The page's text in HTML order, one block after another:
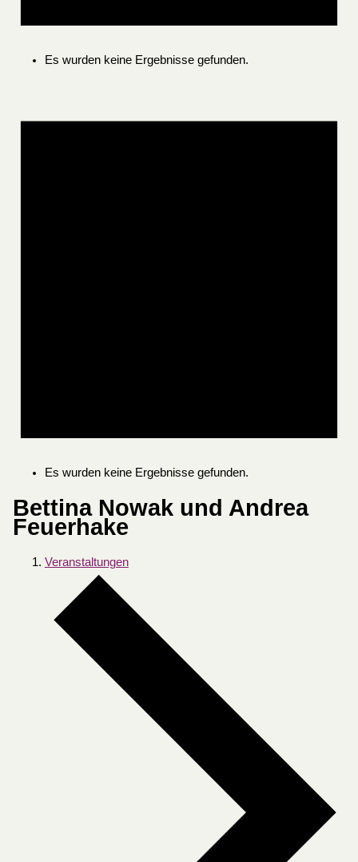
Es wurden keine Ergebnisse gefunden.
Es wurden keine Ergebnisse gefunden.
Bettina Nowak und Andrea
Feuerhake
Veranstaltungen